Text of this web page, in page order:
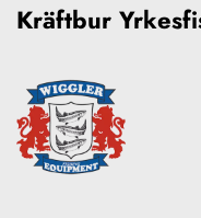
Kräftbur